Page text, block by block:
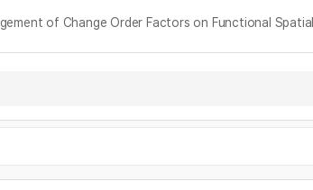
of Change Order Factors on Functional